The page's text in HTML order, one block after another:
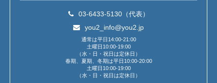
03-6433-5130（代表）
you2_info@you2.jp
通常は平日14:00-21:00
土曜日10:00-19:00
（水・日・祝日は定休日）
春期、夏期、冬期は平日10:00-20:00
土曜日10:00-19:00
（水・日・祝日は定休日）